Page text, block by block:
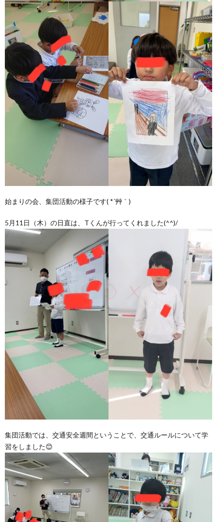
始まりの会、集団活動の様子です( *´艸｀)
5月11日（木）の日直は、Tくんが行ってくれました(^^)/
集団活動では、交通安全週間ということで、交通ルールについて学
習をしました😊